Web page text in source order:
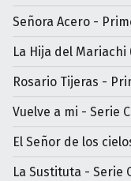
Señora Acero -
La Hija del Mariachi
Rosario Tijeras -
Vuelve a mi - Serie
El Señor de los
La Sustituta - Serie